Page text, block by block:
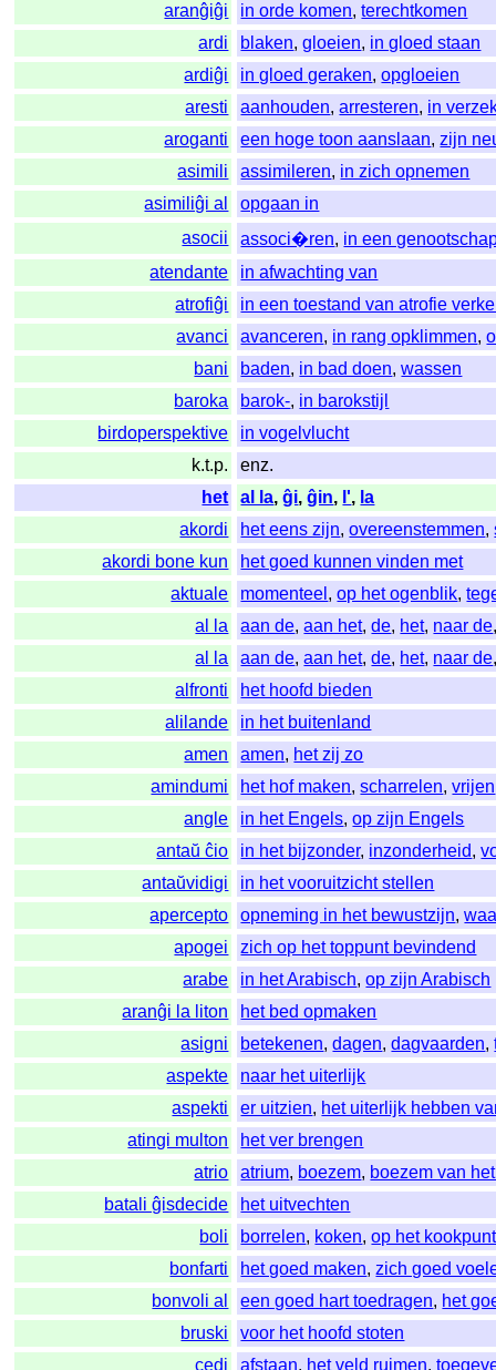
aranĝiĝi
in orde komen,terechtkomen
ardi
blaken,gloeien, in gloed staan
ardiĝi
in gloed geraken,opgloeien
aresti
aanhouden,arresteren, in
aroganti
een hoge toon aanslaan,zijn
asimili
assimileren, in zich opnemen
asimiliĝi al
opgaan in
asocii
associ�ren, in een
atendante
in afwachting van
atrofiĝi
in een toestand van atrofie
avanci
avanceren, in rang opklimmen,
bani
baden, in bad doen,wassen
baroka
barok-, in barokstijl
birdoperspektive
in vogelvlucht
k.t.p.
enz.
het
al la,ĝi,ĝin, l', la
akordi
het eens zijn,overeenstemmen,
akordi bone kun
het goed kunnen vinden met
aktuale
momenteel ,op het ogenblik,
al la
aan de,aan het,de, het, naar de
al la
aan de,aan het,de, het, naar de
alfronti
het hoofd bieden
alilande
in het buitenland
amen
amen, het zij zo
amindumi
het hof maken,scharrelen,vrijen
angle
in het Engels,op zijn Engels
antaŭ ĉio
in het bijzonder, inzonderheid,
antaŭvidigi
in het vooruitzicht stellen
apercepto
opneming in het bewustzijn,
apogei
zich op het toppunt bevindend
arabe
in het Arabisch,op zijn Arabisch
aranĝi la liton
het bed opmaken
asigni
betekenen,dagen,dagvaarden,
aspekte
naar het uiterlijk
aspekti
er uitzien, het uiterlijk hebben
atingi multon
het ver brengen
atrio
atrium, boezem, boezem van
batali ĝisdecide
het uitvechten
boli
borrelen, koken,op het
bonfarti
het goed maken,zich goed
bonvoli al
een goed hart toedragen, het
bruski
voor het hoofd stoten
cedi
afstaan, het veld ruimen,